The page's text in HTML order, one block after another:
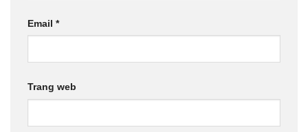
Email *
Trang web